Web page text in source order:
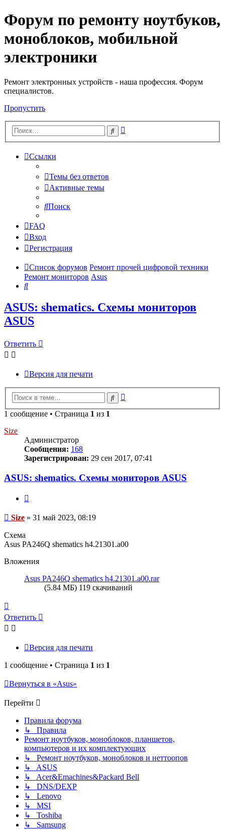
Регистрация
Форум по ремонту ноутбуков,
моноблоков, мобильной
электроники
Ремонт электронных устройств - наша профессия. Форум
специалистов.
Пропустить
Поиск
Ссылки
Темы без ответов
Активные темы
Поиск
FAQ
Вход
Регистрация
Список форумов Ремонт прочей цифровой техники
Ремонт мониторов Asus
Поиск
ASUS: shematics. Схемы мониторов
ASUS
Ответить
Ответить
Версия для печати
Поиск
1 сообщение • Страница 1 из 1
Size
Администратор
Сообщения: 168
Зарегистрирован: 29 сен 2017, 07:41
ASUS: shematics. Схемы мониторов ASUS
Сообщение
Size » 31 май 2023, 08:19
Схема
Asus PA246Q shematics h4.21301.a00
Вложения
Asus PA246Q shematics h4.21301.a00.rar
(5.84 МБ) 119 скачиваний
к
началу
Ответить
Ответить
Версия для печати
1 сообщение • Страница 1 из 1
Вернуться в «Asus»
Перейти
Правила форума
↳ Правила
Ремонт ноутбуков, моноблоков, планшетов,
компьютеров и их комплектующих
↳ Ремонт ноутбуков, моноблоков и неттоопов
↳ ASUS
↳ Acer&Emachines&Packard Bell
↳ DNS/DEXP
↳ Lenovo
↳ MSI
↳ Toshiba
↳ Samsung